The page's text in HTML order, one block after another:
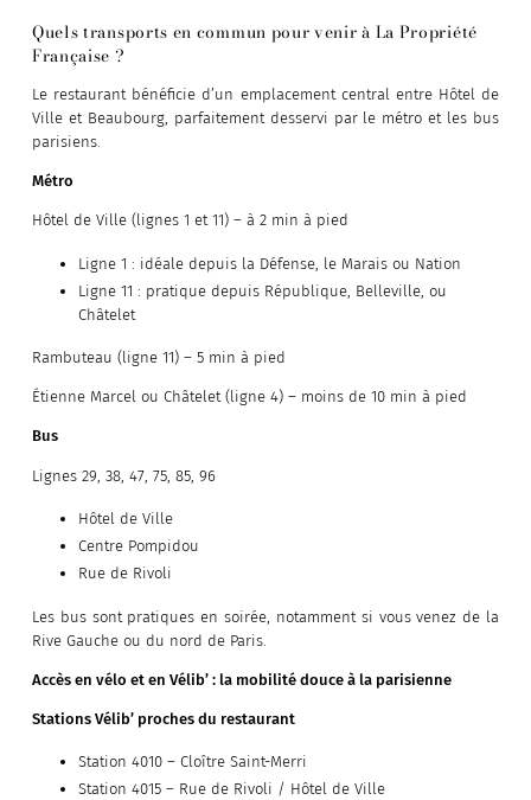
Quels transports en commun pour venir à La Propriété
Française ?
Le restaurant bénéficie d’un emplacement central entre Hôtel de
Ville et Beaubourg, parfaitement desservi par le métro et les bus
parisiens.
Métro
Hôtel de Ville (lignes 1 et 11) – à 2 min à pied
Ligne 1 : idéale depuis la Défense, le Marais ou Nation
Ligne 11 : pratique depuis République, Belleville, ou
Châtelet
Rambuteau (ligne 11) – 5 min à pied
Étienne Marcel ou Châtelet (ligne 4) – moins de 10 min à pied
Bus
Lignes 29, 38, 47, 75, 85, 96
Hôtel de Ville
Centre Pompidou
Rue de Rivoli
Les bus sont pratiques en soirée, notamment si vous venez de la
Rive Gauche ou du nord de Paris.
Accès en vélo et en Vélib’ : la mobilité douce à la parisienne
Stations Vélib’ proches du restaurant
Station 4010 – Cloître Saint-Merri
Station 4015 – Rue de Rivoli / Hôtel de Ville